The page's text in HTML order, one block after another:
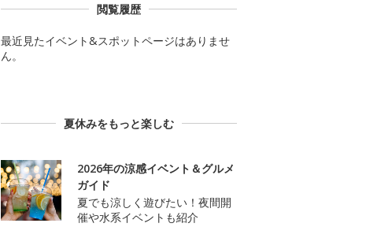
閲覧履歴
最近見たイベント&スポットページはありませ
ん。
夏休みをもっと楽しむ
2026年の涼感イベント＆グルメ
ガイド
夏でも涼しく遊びたい！夜間開
催や水系イベントも紹介